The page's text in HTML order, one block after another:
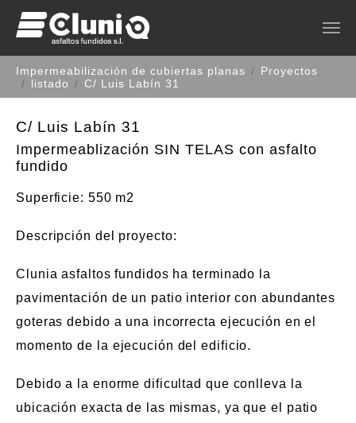
Estás aquí:
Impermeabilización de cubiertas planas
Proyectos
listado
C/ Luis Labín 31
C/ Luis Labín 31
Impermeablización SIN TELAS con asfalto
fundido
Superficie: 550 m2
Descripción del proyecto:
Clunia asfaltos fundidos ha terminado la
pavimentación de un patio interior con abundantes
goteras debido a una incorrecta ejecución en el
momento de la ejecución del edificio.
Debido a la enorme dificultad que conlleva la
ubicación exacta de las mismas, ya que el patio